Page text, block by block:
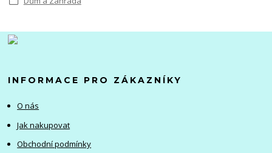
INFORMACE PRO ZÁKAZNÍKY
O nás
Jak nakupovat
Obchodní podmínky